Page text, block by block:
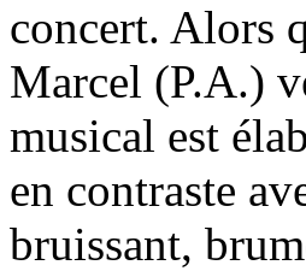
concert. Alors
Marcel (P.A.)
musical est
en contraste
bruissant,